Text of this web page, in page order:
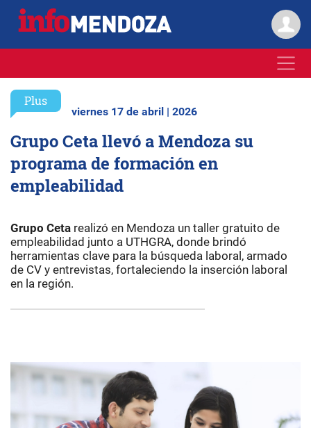
Plus
viernes 17 de abril | 2026
Grupo Ceta llevó a Mendoza su
programa de formación en
empleabilidad
Grupo Ceta realizó en Mendoza un taller gratuito de
empleabilidad junto a UTHGRA, donde brindó
herramientas clave para la búsqueda laboral, armado
de CV y entrevistas, fortaleciendo la inserción laboral
en la región.